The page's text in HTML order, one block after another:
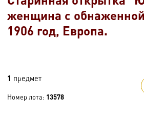
женщина с
1906 год, Европа.
1 предмет
Номер лота: 13578